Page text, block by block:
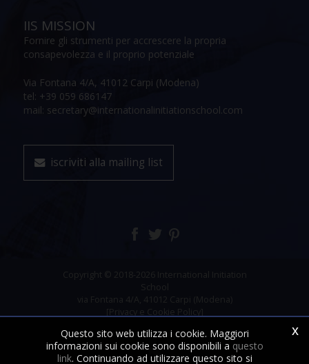
IIS MISSION
Fornire gli strumenti per accrescere la propria
consapevolezza e il proprio potenziale
Via Fontana 4/A, 41012 Carpi (Modena)
tel: +39 059 686147
mail: secretary@internationalinitiationschool.com
iscriviti alla mailing list
Copyright © 2018-2026 International Initiation
School
via Fontana 4/A, 41012 Carpi (Modena)
[Privacy e Cookie Policy]
x
Questo sito web utilizza i cookie. Maggiori
informazioni sui cookie sono disponibili a questo
link. Continuando ad utilizzare questo sito si